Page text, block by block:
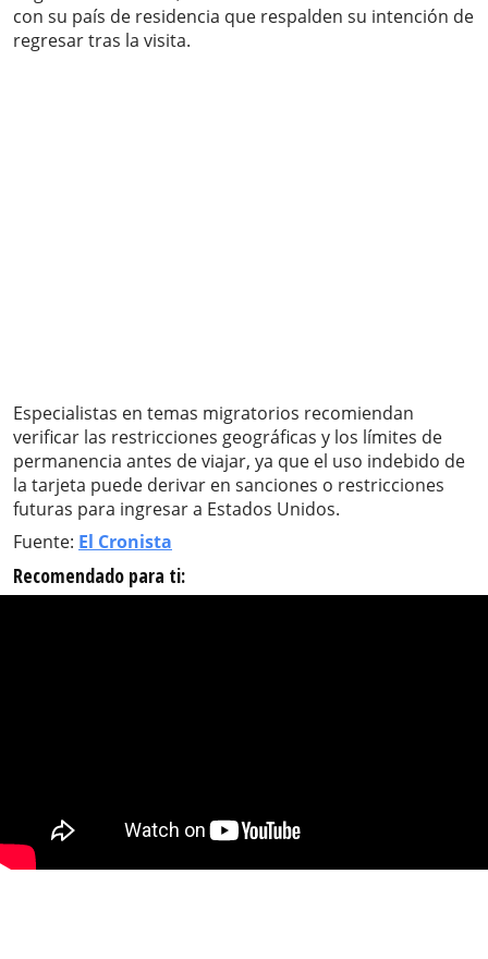
con su país de residencia que respalden su intención de
regresar tras la visita.
Especialistas en temas migratorios recomiendan
verificar las restricciones geográficas y los límites de
permanencia antes de viajar, ya que el uso indebido de
la tarjeta puede derivar en sanciones o restricciones
futuras para ingresar a Estados Unidos.
Fuente: El Cronista
Recomendado para ti: